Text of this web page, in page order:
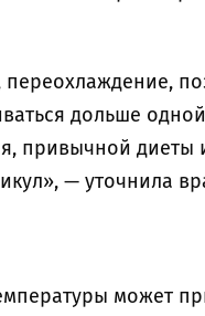
дольше
привычной диеты
— уточнила
может